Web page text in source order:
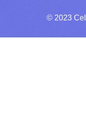
© 2023